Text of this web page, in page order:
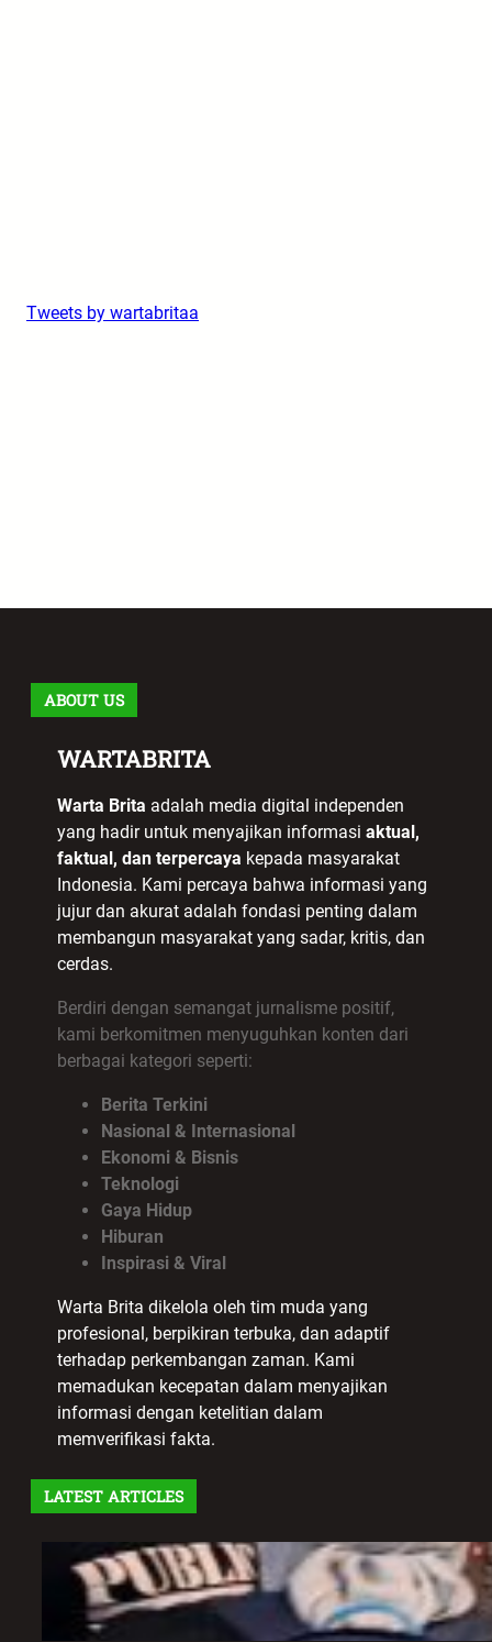
Tweets by wartabritaa
ABOUT US
WARTABRITA
Warta Brita adalah media digital independen
yang hadir untuk menyajikan informasi aktual,
faktual, dan terpercaya kepada masyarakat
Indonesia. Kami percaya bahwa informasi yang
jujur dan akurat adalah fondasi penting dalam
membangun masyarakat yang sadar, kritis, dan
cerdas.
Berdiri dengan semangat jurnalisme positif,
kami berkomitmen menyuguhkan konten dari
berbagai kategori seperti:
Berita Terkini
Nasional & Internasional
Ekonomi & Bisnis
Teknologi
Gaya Hidup
Hiburan
Inspirasi & Viral
Warta Brita dikelola oleh tim muda yang
profesional, berpikiran terbuka, dan adaptif
terhadap perkembangan zaman. Kami
memadukan kecepatan dalam menyajikan
informasi dengan ketelitian dalam
memverifikasi fakta.
LATEST ARTICLES